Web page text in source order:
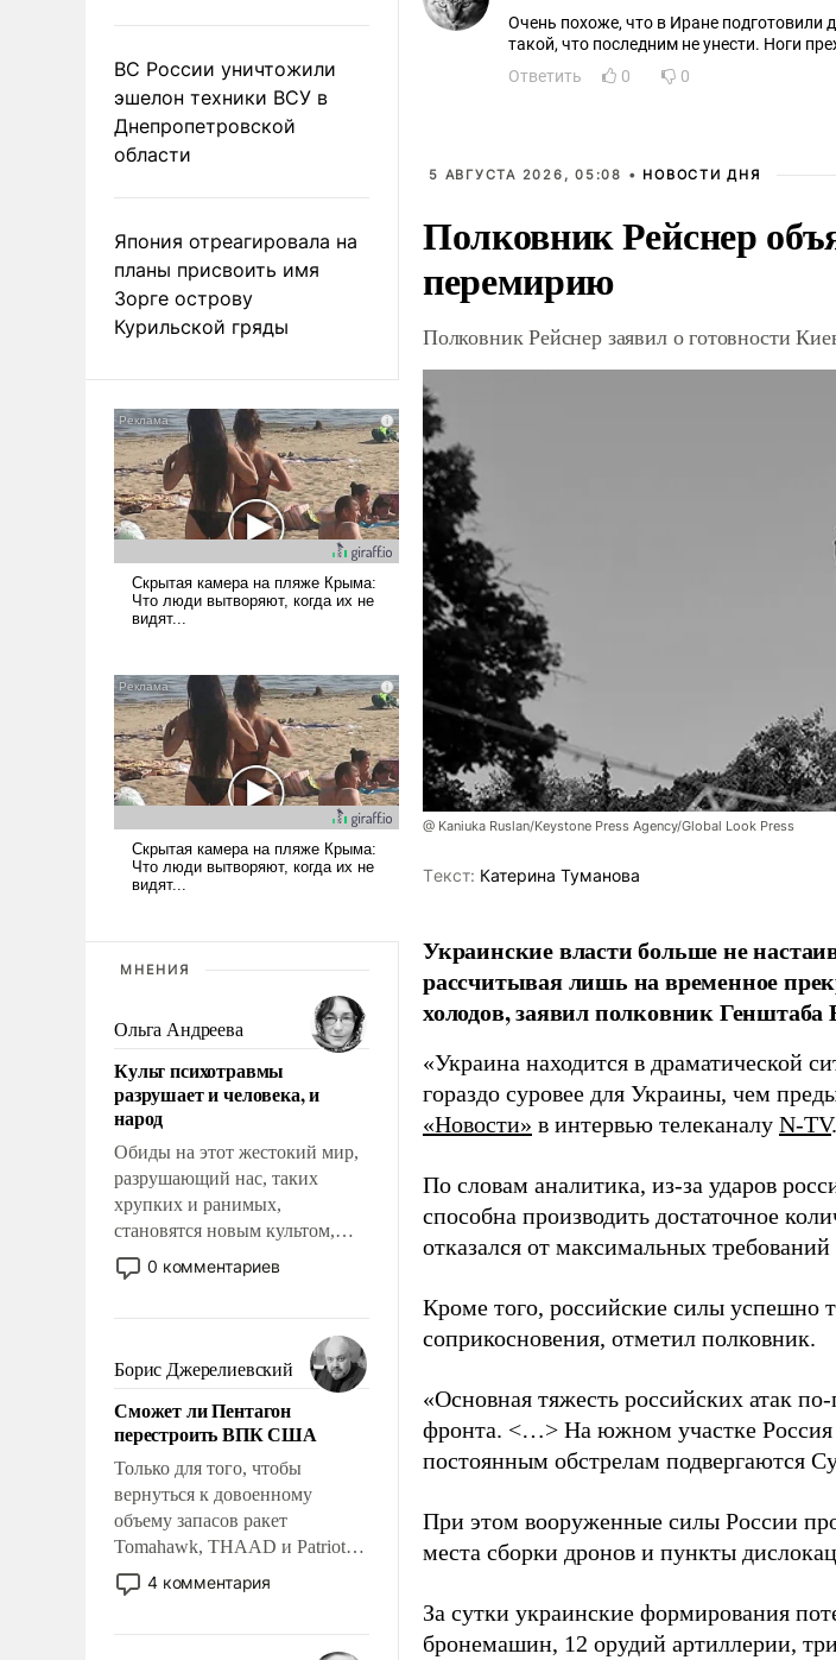
ВС России уничтожили
эшелон техники ВСУ в
Днепропетровской
области
Япония отреагировала на
планы присвоить имя
Зорге острову
Курильской гряды
МНЕНИЯ
Ольга Андреева
Культ психотравмы
разрушает и человека, и
народ
Обиды на этот жестокий мир,
разрушающий нас, таких
хрупких и ранимых,
становятся новым культом,
постепенно вытесняя и
отменяя традиционное
мужественным и твердым под
ударами судьбы, брать на себя
ответственность, помогать
слабым, идти вперед и
адаптироваться.
0 комментариев
Борис Джерелиевский
Сможет ли Пентагон
перестроить ВПК США
Только для того, чтобы
вернуться к довоенному
объему запасов ракет
Tomahawk, THAAD и Patriot
США потребуется более трех
лет. Даже небольшая война с
4 комментария
Очень похоже, что в Иране
такой, что последним не унести. Ноги
Ответить
0 0
5 АВГУСТА 2026, 05:08 • НОВОСТИ ДНЯ
Полковник Рейснер
перемирию
Полковник Рейснер заявил о готовности
@ Kaniuka Ruslan/Keystone Press Agency/Global Look Press
Tекст: Катерина Туманова
Украинские власти больше не
рассчитывая лишь на временное
холодов, заявил полковник
«Украина находится в драматической
гораздо суровее для Украины, чем
«Новости» в интервью телеканалу N-TV.
По словам аналитика, из-за ударов
способна производить достаточное
отказался от максимальных
Кроме того, российские силы успешно
соприкосновения, отметил полковник.
«Основная тяжесть российских атак
фронта. <…> На южном участке
постоянным обстрелам подвергаются
При этом вооруженные силы России
места сборки дронов и пункты
За сутки украинские формирования
бронемашин, 12 орудий артиллерии,